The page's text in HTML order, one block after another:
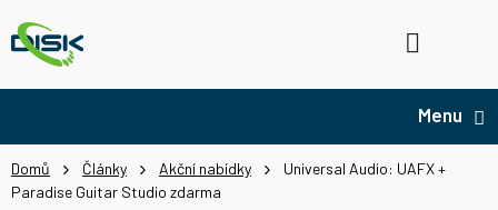
na
obsah
Domů Články Akční nabídky
Universal Audio: UAFX +
Paradise Guitar Studio zdarma